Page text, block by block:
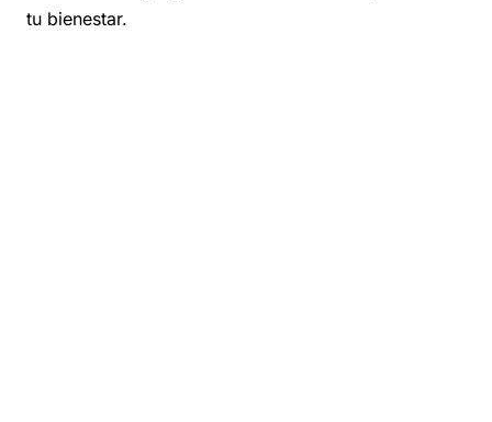
tu bienestar.